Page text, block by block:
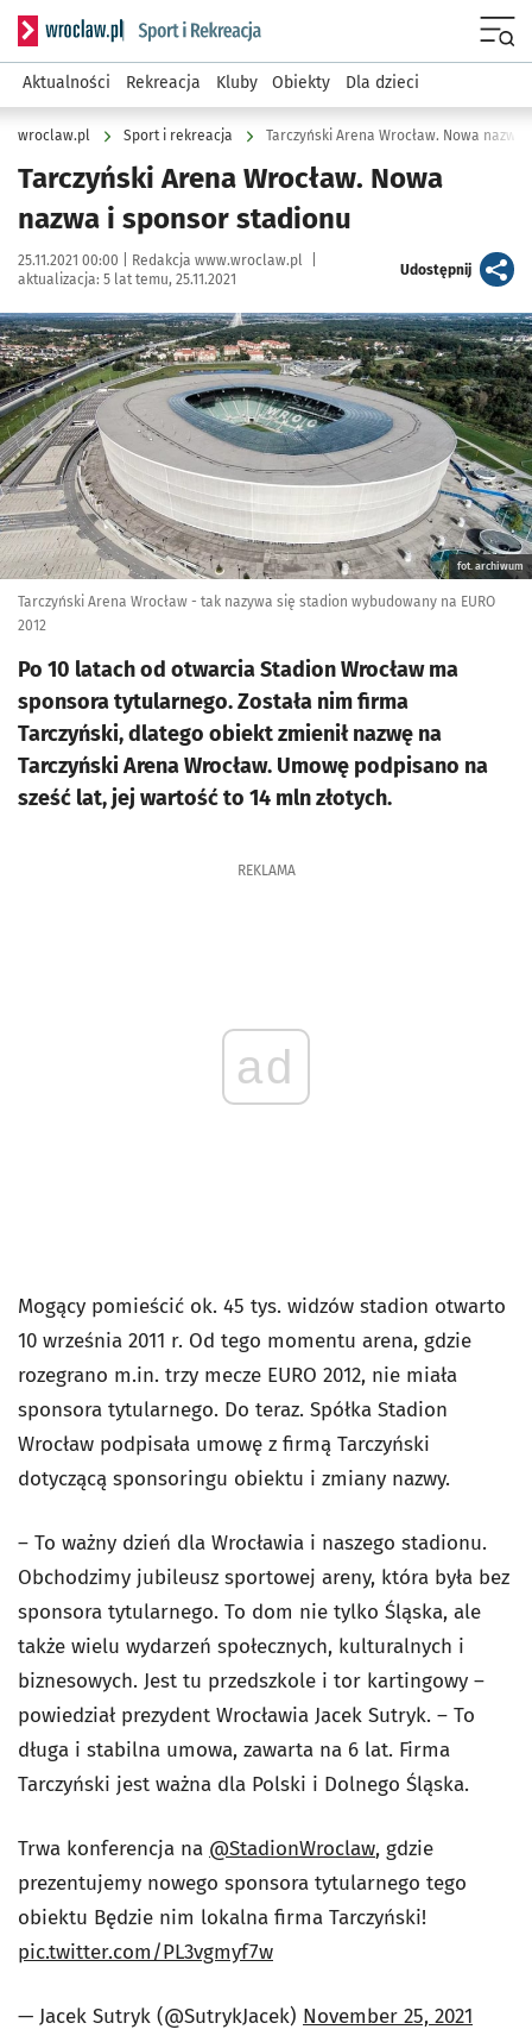
Serwis informacyjny wroclaw.pl podserwis: Sport i rekreacja
Aktualności Rekreacja Kluby Obiekty Dla dzieci
wroclaw.pl Sport i rekreacja Tarczyński Arena Wrocław. Nowa
Tarczyński Arena Wrocław. Nowa
nazwa i sponsor stadionu
Data publikacji:
25.11.2021 00:00 | Autor:
Redakcja www.wroclaw.pl
aktualizacja: 5 lat temu, 25.11.2021
Udostępnijartykuł
Kliknij, aby powiększyć
fot. archiwum
Tarczyński Arena Wrocław - tak nazywa się stadion wybudowany na EURO
2012
Po 10 latach od otwarcia Stadion Wrocław ma
sponsora tytularnego. Została nim firma
Tarczyński, dlatego obiekt zmienił nazwę na
Tarczyński Arena Wrocław. Umowę podpisano na
sześć lat, jej wartość to 14 mln złotych.
REKLAMA
ad
Mogący pomieścić ok. 45 tys. widzów stadion otwarto
10 września 2011 r. Od tego momentu arena, gdzie
rozegrano m.in. trzy mecze EURO 2012, nie miała
sponsora tytularnego. Do teraz. Spółka Stadion
Wrocław podpisała umowę z firmą Tarczyński
dotyczącą sponsoringu obiektu i zmiany nazwy.
– To ważny dzień dla Wrocławia i naszego stadionu.
Obchodzimy jubileusz sportowej areny, która była bez
sponsora tytularnego. To dom nie tylko Śląska, ale
także wielu wydarzeń społecznych, kulturalnych i
biznesowych. Jest tu przedszkole i tor kartingowy –
powiedział prezydent Wrocławia Jacek Sutryk. – To
długa i stabilna umowa, zawarta na 6 lat. Firma
Tarczyński jest ważna dla Polski i Dolnego Śląska.
Trwa konferencja na @StadionWroclaw, gdzie
prezentujemy nowego sponsora tytularnego tego
obiektu Będzie nim lokalna firma Tarczyński!
pic.twitter.com/PL3vgmyf7w
— Jacek Sutryk (@SutrykJacek) November 25, 2021